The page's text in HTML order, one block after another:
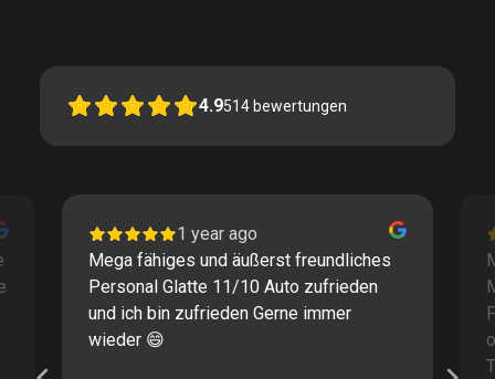
4.9514 bewertungen
1 year ago
Mega fähiges und äußerst freundliches
Personal Glatte 11/10 Auto zufrieden
und ich bin zufrieden Gerne immer
wieder 😄